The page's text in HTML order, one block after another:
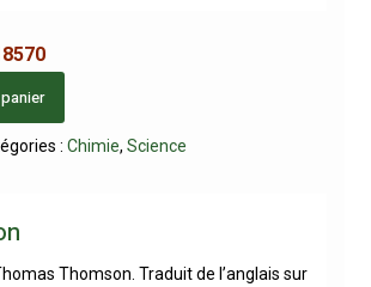
: Chimie, Science
Thomson. Traduit de l’anglais sur